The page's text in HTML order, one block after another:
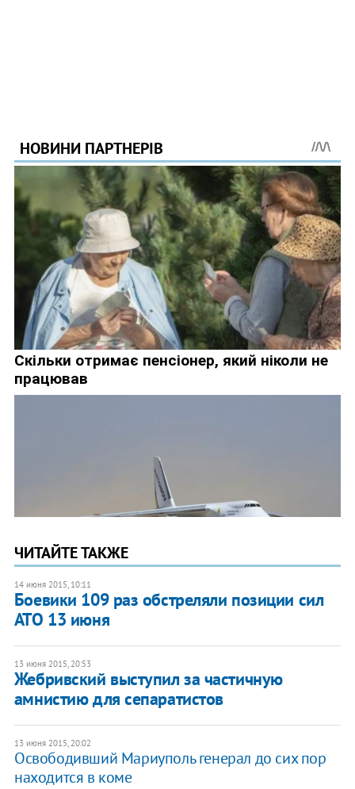
ЧИТАЙТЕ ТАКЖЕ
14 июня 2015, 10:11
Боевики 109 раз обстреляли позиции сил
АТО 13 июня
13 июня 2015, 20:53
Жебривский выступил за частичную
амнистию для сепаратистов
13 июня 2015, 20:02
Освободивший Мариуполь генерал до сих пор
находится в коме